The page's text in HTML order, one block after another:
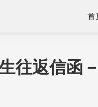
首
往返信函